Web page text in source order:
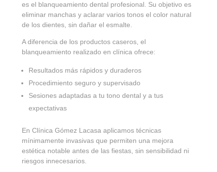
es el blanqueamiento dental profesional. Su objetivo es
eliminar manchas y aclarar varios tonos el color natural
de los dientes, sin dañar el esmalte.
A diferencia de los productos caseros, el
blanqueamiento realizado en clínica ofrece:
Resultados más rápidos y duraderos
Procedimiento seguro y supervisado
Sesiones adaptadas a tu tono dental y a tus
expectativas
En Clínica Gómez Lacasa aplicamos técnicas
mínimamente invasivas que permiten una mejora
estética notable antes de las fiestas, sin sensibilidad ni
riesgos innecesarios.